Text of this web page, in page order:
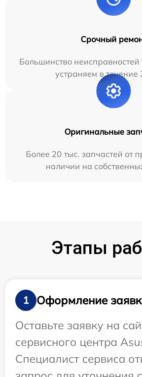
Срочный
Большинство
устраняем в течение
Оригинальные
Более 20 тыс. запчастей от
наличии на
Этапы
1
Оформление
Оставьте заявку на
сервисного центра
Специалист сервиса